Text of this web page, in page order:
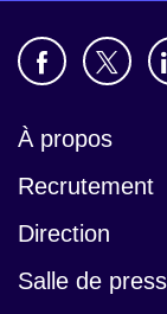
À propos
Recrutement
Direction
Salle de